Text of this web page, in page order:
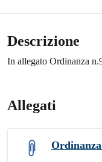
Descrizione
In allegato Ordinanza
Allegati
Ordinanza